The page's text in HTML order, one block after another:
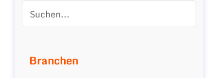
Branchen